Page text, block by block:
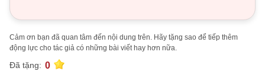
Cảm ơn bạn đã quan tâm đến nội dung trên. Hãy tặng sao để tiếp thêm
động lực cho tác giả có những bài viết hay hơn nữa.
Đã tặng: 0